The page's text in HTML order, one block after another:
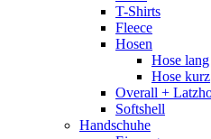
T-Shirts
Fleece
Hosen
Hose lang
Hose kurz
Overall +
Softshell
Handschuhe